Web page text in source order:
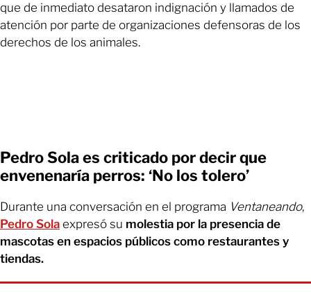
que de inmediato desataron indignación y llamados de
atención por parte de organizaciones defensoras de los
derechos de los animales.
Pedro Sola es criticado por decir que
envenenaría perros: ‘No los tolero’
Durante una conversación en el programa Ventaneando,
Pedro Sola expresó su molestia por la presencia de
mascotas en espacios públicos como restaurantes y
tiendas.